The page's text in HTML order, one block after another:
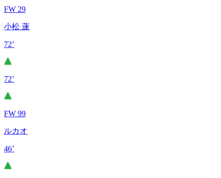
FW 29
小松 蓮
72’
72’
FW 99
ルカオ
46’